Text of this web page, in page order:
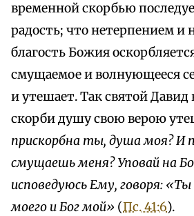
временной скорбью
радость; что нетерпением и
благость Божия
смущаемое и волнующееся
и утешает. Так святой Давид
скорби душу свою верою
прискорбна ты, душа моя? И
смущаешь меня? Уповай на
исповедуюсь Ему, говоря: «Ты
моего и Бог мой» (Пс. 41:6).